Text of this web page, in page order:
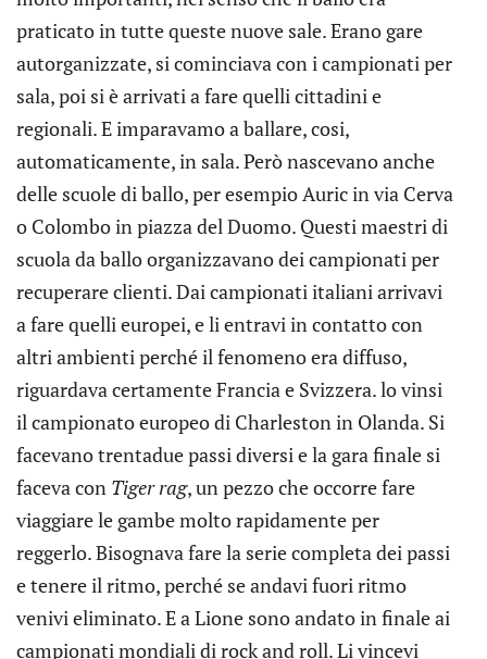
praticato in tutte queste nuove sale. Erano gare
autorganizzate, si cominciava con i campionati per
sala, poi si è arrivati a fare quelli cittadini e
regionali. E imparavamo a ballare, cosi,
automaticamente, in sala. Però nascevano anche
delle scuole di ballo, per esempio Auric in via Cerva
o Colombo in piazza del Duomo. Questi maestri di
scuola da ballo organizzavano dei campionati per
recuperare clienti. Dai campionati italiani arrivavi
a fare quelli europei, e li entravi in contatto con
altri ambienti perché il fenomeno era diffuso,
riguardava certamente Francia e Svizzera. lo vinsi
il campionato europeo di Charleston in Olanda. Si
facevano trentadue passi diversi e la gara finale si
faceva con Tiger rag, un pezzo che occorre fare
viaggiare le gambe molto rapidamente per
reggerlo. Bisognava fare la serie completa dei passi
e tenere il ritmo, perché se andavi fuori ritmo
venivi eliminato. E a Lione sono andato in finale ai
campionati mondiali di rock and roll. Li vincevi